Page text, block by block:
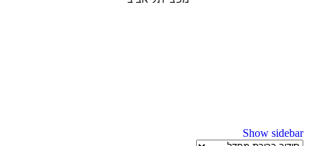
Show sidebar